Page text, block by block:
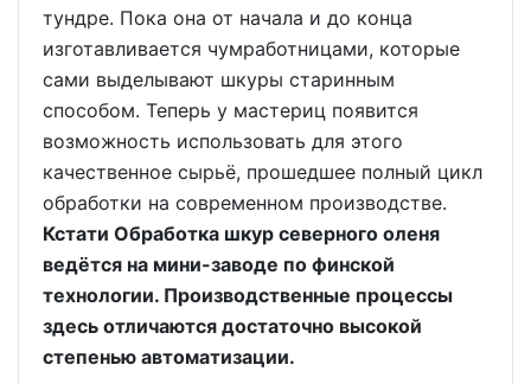
тундре. Пока она от начала и до конца
изготавливается чумработницами, которые
сами выделывают шкуры старинным
способом. Теперь у мастериц появится
возможность использовать для этого
качественное сырьё, прошедшее полный цикл
обработки на современном производстве.
Кстати Обработка шкур северного оленя
ведётся на мини-заводе по финской
технологии. Производственные процессы
здесь отличаются достаточно высокой
степенью автоматизации.